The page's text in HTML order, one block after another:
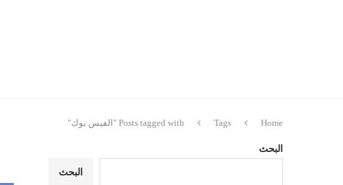
Home
Tags Posts tagged with "الفيس بوك"
البحث
البحث